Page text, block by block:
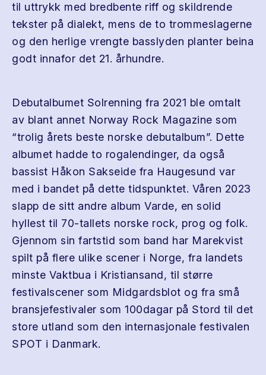
til uttrykk med bredbente riff og skildrende
tekster på dialekt, mens de to trommeslagerne
og den herlige vrengte basslyden planter beina
godt innafor det 21. århundre.
Debutalbumet Solrenning fra 2021 ble omtalt
av blant annet Norway Rock Magazine som
“trolig årets beste norske debutalbum”. Dette
albumet hadde to rogalendinger, da også
bassist Håkon Sakseide fra Haugesund var
med i bandet på dette tidspunktet. Våren 2023
slapp de sitt andre album Varde, en solid
hyllest til 70-tallets norske rock, prog og folk.
Gjennom sin fartstid som band har Marekvist
spilt på flere ulike scener i Norge, fra landets
minste Vaktbua i Kristiansand, til større
festivalscener som Midgardsblot og fra små
bransjefestivaler som 100dagar på Stord til det
store utland som den internasjonale festivalen
SPOT i Danmark.